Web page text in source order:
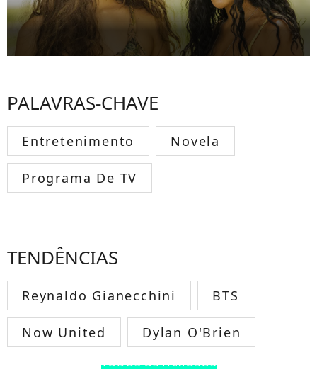
PALAVRAS-CHAVE
Entretenimento Novela
Programa De TV
TENDÊNCIAS
Reynaldo Gianecchini BTS
Now United Dylan O'Brien
TODOS OS FAMOSOS